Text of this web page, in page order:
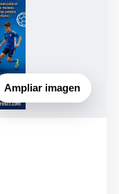
Ampliar imagen